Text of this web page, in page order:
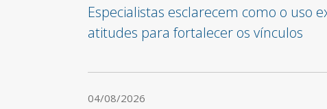
Especialistas esclarecem como o uso
atitudes para fortalecer os vínculos
04/08/2026